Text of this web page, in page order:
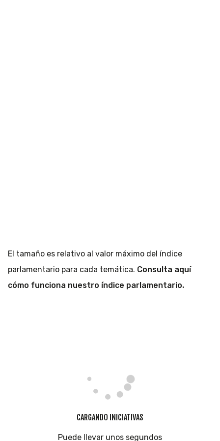
El tamaño es relativo al valor máximo del índice
parlamentario para cada temática. Consulta aquí
cómo funciona nuestro índice parlamentario.
CARGANDO INICIATIVAS
Puede llevar unos segundos